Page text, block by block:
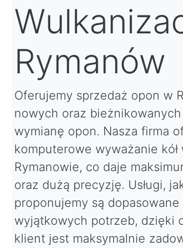
Rymanów
Oferujemy sprzedaż opon w
nowych oraz
wymianę opon. Nasza firma
komputerowe wyważanie kół
Rymanowie, co daje
oraz dużą precyzję. Usługi,
proponujemy są dopasowane
wyjątkowych potrzeb, dzięki
klient jest maksymalnie